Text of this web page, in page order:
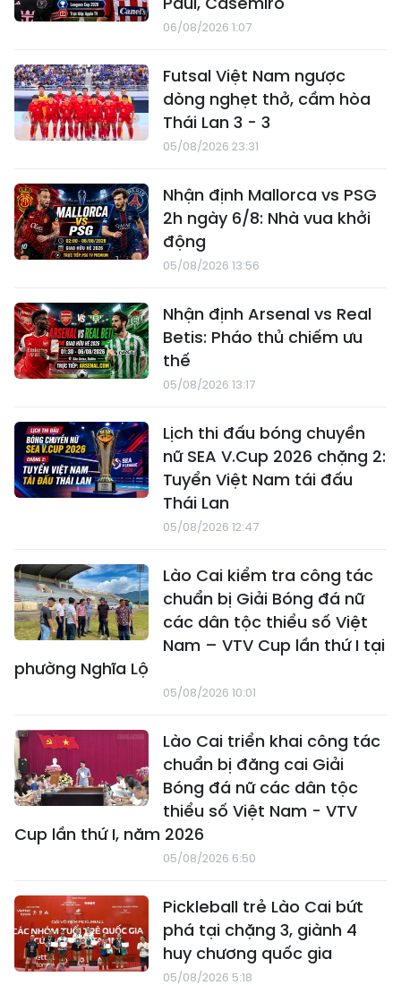
06/08/2026 1:07
Futsal Việt Nam ngược
dòng nghẹt thở, cầm hòa
Thái Lan 3 - 3
05/08/2026 23:31
Nhận định Mallorca vs PSG
2h ngày 6/8: Nhà vua khởi
động
05/08/2026 13:56
Nhận định Arsenal vs Real
Betis: Pháo thủ chiếm ưu
thế
05/08/2026 13:17
Lịch thi đấu bóng chuyền
nữ SEA V.Cup 2026 chặng 2:
Tuyển Việt Nam tái đấu
Thái Lan
05/08/2026 12:47
Lào Cai kiểm tra công tác
chuẩn bị Giải Bóng đá nữ
các dân tộc thiểu số Việt
Nam – VTV Cup lần thứ I tại
phường Nghĩa Lộ
05/08/2026 10:01
Lào Cai triển khai công tác
chuẩn bị đăng cai Giải
Bóng đá nữ các dân tộc
thiểu số Việt Nam - VTV
Cup lần thứ I, năm 2026
05/08/2026 6:50
Pickleball trẻ Lào Cai bứt
phá tại chặng 3, giành 4
huy chương quốc gia
05/08/2026 5:18